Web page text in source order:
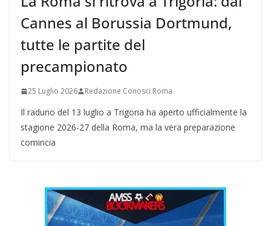
Cannes al Borussia Dortmund,
tutte le partite del
precampionato
25 Luglio 2026 Redazione Conosci Roma
Il raduno del 13 luglio a Trigoria ha aperto ufficialmente la
stagione 2026-27 della Roma, ma la vera preparazione
comincia